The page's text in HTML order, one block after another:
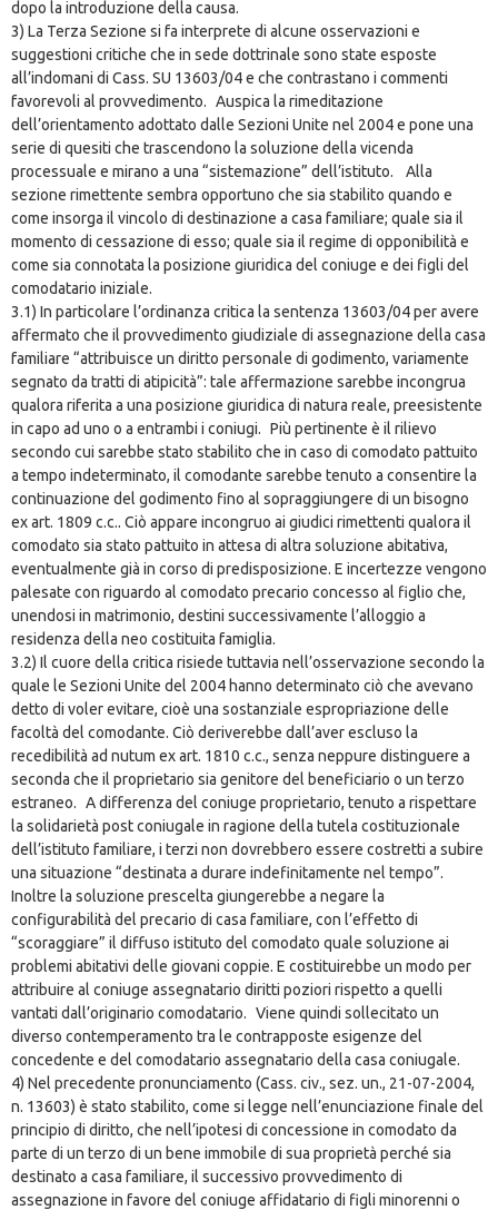
dopo la introduzione della causa.
3) La Terza Sezione si fa interprete di alcune osservazioni e
suggestioni critiche che in sede dottrinale sono state esposte
all’indomani di Cass. SU 13603/04 e che contrastano i commenti
favorevoli al provvedimento. Auspica la rimeditazione
dell’orientamento adottato dalle Sezioni Unite nel 2004 e pone una
serie di quesiti che trascendono la soluzione della vicenda
processuale e mirano a una “sistemazione” dell’istituto. Alla
sezione rimettente sembra opportuno che sia stabilito quando e
come insorga il vincolo di destinazione a casa familiare; quale sia il
momento di cessazione di esso; quale sia il regime di opponibilità e
come sia connotata la posizione giuridica del coniuge e dei figli del
comodatario iniziale.
3.1) In particolare l’ordinanza critica la sentenza 13603/04 per avere
affermato che il provvedimento giudiziale di assegnazione della casa
familiare “attribuisce un diritto personale di godimento, variamente
segnato da tratti di atipicità”: tale affermazione sarebbe incongrua
qualora riferita a una posizione giuridica di natura reale, preesistente
in capo ad uno o a entrambi i coniugi. Più pertinente è il rilievo
secondo cui sarebbe stato stabilito che in caso di comodato pattuito
a tempo indeterminato, il comodante sarebbe tenuto a consentire la
continuazione del godimento fino al sopraggiungere di un bisogno
ex art. 1809 c.c.. Ciò appare incongruo ai giudici rimettenti qualora il
comodato sia stato pattuito in attesa di altra soluzione abitativa,
eventualmente già in corso di predisposizione. E incertezze vengono
palesate con riguardo al comodato precario concesso al figlio che,
unendosi in matrimonio, destini successivamente l’alloggio a
residenza della neo costituita famiglia.
3.2) Il cuore della critica risiede tuttavia nell’osservazione secondo la
quale le Sezioni Unite del 2004 hanno determinato ciò che avevano
detto di voler evitare, cioè una sostanziale espropriazione delle
facoltà del comodante. Ciò deriverebbe dall’aver escluso la
recedibilità ad nutum ex art. 1810 c.c., senza neppure distinguere a
seconda che il proprietario sia genitore del beneficiario o un terzo
estraneo. A differenza del coniuge proprietario, tenuto a rispettare
la solidarietà post coniugale in ragione della tutela costituzionale
dell’istituto familiare, i terzi non dovrebbero essere costretti a subire
una situazione “destinata a durare indefinitamente nel tempo”.
Inoltre la soluzione prescelta giungerebbe a negare la
configurabilità del precario di casa familiare, con l’effetto di
“scoraggiare” il diffuso istituto del comodato quale soluzione ai
problemi abitativi delle giovani coppie. E costituirebbe un modo per
attribuire al coniuge assegnatario diritti poziori rispetto a quelli
vantati dall’originario comodatario. Viene quindi sollecitato un
diverso contemperamento tra le contrapposte esigenze del
concedente e del comodatario assegnatario della casa coniugale.
4) Nel precedente pronunciamento (Cass. civ., sez. un., 21-07-2004,
n. 13603) è stato stabilito, come si legge nell’enunciazione finale del
principio di diritto, che nell’ipotesi di concessione in comodato da
parte di un terzo di un bene immobile di sua proprietà perché sia
destinato a casa familiare, il successivo provvedimento di
assegnazione in favore del coniuge affidatario di figli minorenni o